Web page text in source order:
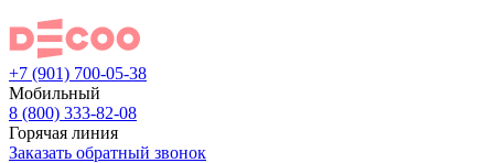
+7 (901) 700-05-38
Мобильный
8 (800) 333-82-08
Горячая линия
Заказать обратный звонок